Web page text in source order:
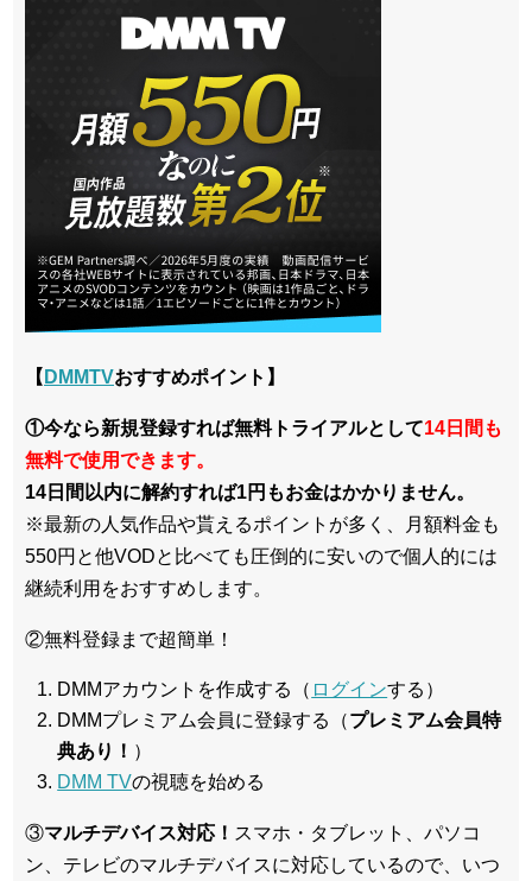
【 DMMTVおすすめポイント】
①今なら新規登録すれば無料トライアルとして14日間も
無料で使用できます。
14日間以内に解約すれば1円もお金はかかりません。
※最新の人気作品や貰えるポイントが多く、月額料金も
550円と他VODと比べても圧倒的に安いので個人的には
継続利用をおすすめします。
②無料登録まで超簡単！
DMMアカウントを作成する（ ログインする）
DMMプレミアム会員に登録する（プレミアム会員特
典あり！ ）
DMM TVの視聴を始める
③マルチデバイス対応！ スマホ・タブレット、パソコ
ン、テレビのマルチデバイスに対応しているので、いつ